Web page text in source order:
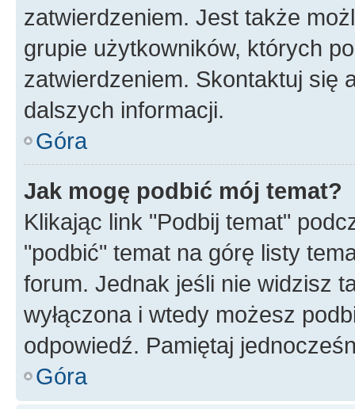
zatwierdzeniem. Jest także
grupie użytkowników, których
zatwierdzeniem. Skontaktuj się
dalszych informacji.
Góra
Jak mogę podbić mój temat?
Klikając link "Podbij temat"
"podbić" temat na górę listy
forum. Jednak jeśli nie widzisz
wyłączona i wtedy możesz
odpowiedź. Pamiętaj
Góra